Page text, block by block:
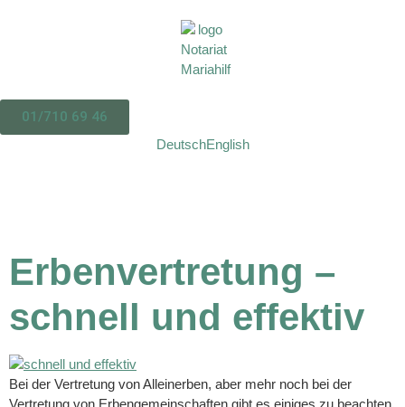
01/710 69 46
DeutschEnglish
Erbenvertretung –
schnell und effektiv
Bei der Vertretung von Alleinerben, aber mehr noch bei der
Vertretung von Erbengemeinschaften gibt es einiges zu beachten.